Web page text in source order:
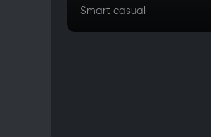
Smart casual